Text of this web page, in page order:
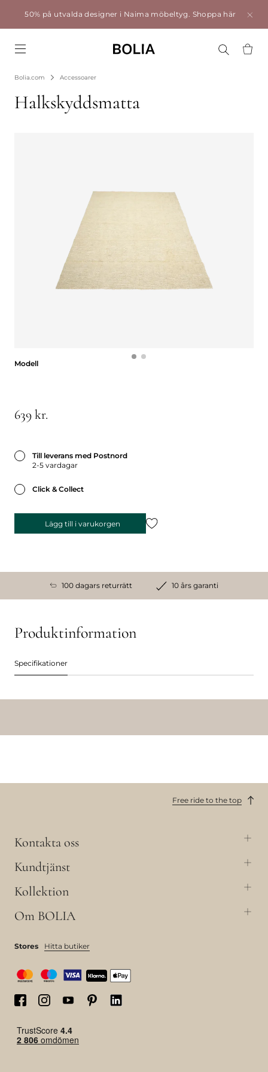
50% på utvalda designer i Naima möbeltyg. Shoppa här
Bolia.com Accessoarer
Halkskyddsmatta
Modell
639 kr.
Till leverans med Postnord
2-5 vardagar
Click & Collect
Lägg till i varukorgen
100 dagars returrätt 10 års garanti
Produktinformation
Specifikationer
Free ride to the top
Kontakta oss
Kundtjänst
Kollektion
Om BOLIA
Stores Hitta butiker